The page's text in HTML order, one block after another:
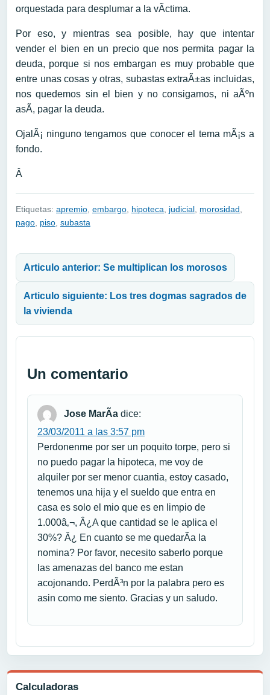
Calculadoras
orquestada para desplumar a la vÃ­ctima.
Por eso, y mientras sea posible, hay que intentar
vender el bien en un precio que nos permita pagar la
deuda, porque si nos embargan es muy probable que
entre unas cosas y otras, subastas extraÃ±as incluidas,
nos quedemos sin el bien y no consigamos, ni aÃºn
asÃ­, pagar la deuda.
OjalÃ¡ ninguno tengamos que conocer el tema mÃ¡s a
fondo.
Â
Etiquetas: apremio, embargo, hipoteca, judicial, morosidad,
pago, piso, subasta
Articulo anterior: Se multiplican los morosos
Articulo siguiente: Los tres dogmas sagrados de
la vivienda
Un comentario
Jose MarÃ­a dice:
23/03/2011 a las 3:57 pm
Perdonenme por ser un poquito torpe, pero si
no puedo pagar la hipoteca, me voy de
alquiler por ser menor cuantia, estoy casado,
tenemos una hija y el sueldo que entra en
casa es solo el mio que es en limpio de
1.000â‚¬, Â¿A que cantidad se le aplica el
30%? Â¿ En cuanto se me quedarÃ­a la
nomina? Por favor, necesito saberlo porque
las amenazas del banco me estan
acojonando. PerdÃ³n por la palabra pero es
asin como me siento. Gracias y un saludo.